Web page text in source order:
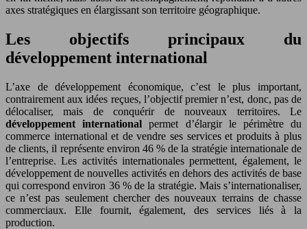
axes stratégiques en élargissant son territoire géographique.
Les objectifs principaux du
développement international
L’axe de développement économique, c’est le plus important,
contrairement aux idées reçues, l’objectif premier n’est, donc, pas de
délocaliser, mais de conquérir de nouveaux territoires. Le
développement international permet d’élargir le périmètre du
commerce international et de vendre ses services et produits à plus
de clients, il représente environ 46 % de la stratégie internationale de
l’entreprise. Les activités internationales permettent, également, le
développement de nouvelles activités en dehors des activités de base
qui correspond environ 36 % de la stratégie. Mais s’internationaliser,
ce n’est pas seulement chercher des nouveaux terrains de chasse
commerciaux. Elle fournit, également, des services liés à la
production.